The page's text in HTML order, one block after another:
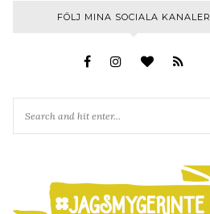
FÖLJ MINA SOCIALA KANALER